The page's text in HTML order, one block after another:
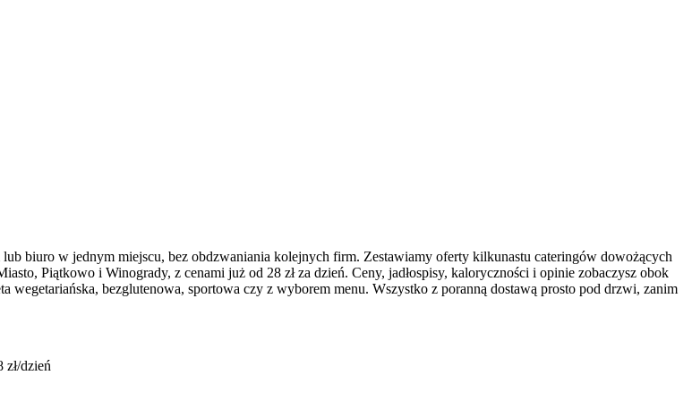
biuro w jednym miejscu, bez obdzwaniania kolejnych firm. Zestawiamy oferty kilkunastu cateringów dowożących
Piątkowo i Winogrady, z cenami już od 28 zł za dzień. Ceny, jadłospisy, kaloryczności i opinie zobaczysz obok
wegetariańska, bezglutenowa, sportowa czy z wyborem menu. Wszystko z poranną dostawą prosto pod drzwi, zanim
dzień